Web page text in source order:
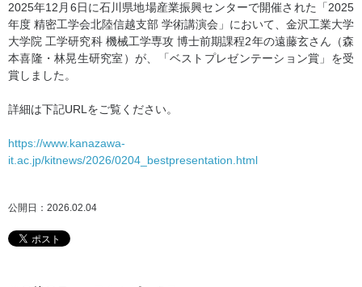
2025年12月6日に石川県地場産業振興センターで開催された「2025
年度 精密工学会北陸信越支部 学術講演会」において、金沢工業大学
大学院 工学研究科 機械工学専攻 博士前期課程2年の遠藤玄さん（森
本喜隆・林晃生研究室）が、「ベストプレゼンテーション賞」を受
賞しました。
詳細は下記URLをご覧ください。
https://www.kanazawa-
it.ac.jp/kitnews/2026/0204_bestpresentation.html
公開日：2026.02.04